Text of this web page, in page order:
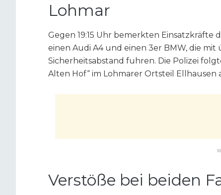
Lohmar
Gegen 19:15 Uhr bemerkten Einsatzkräfte
einen Audi A4 und einen 3er BMW, die
Sicherheitsabstand fuhren. Die Polizei
Alten Hof“ im Lohmarer Ortsteil Ellhausen
Verstöße bei beiden